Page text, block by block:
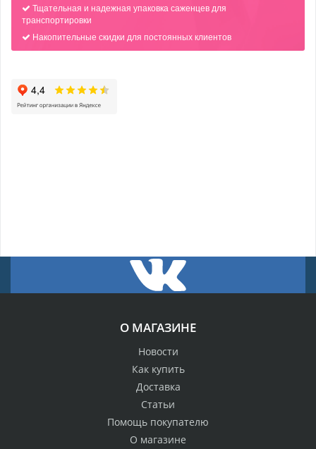
Тщательная и надежная упаковка саженцев для
транспортировки
Накопительные скидки для постоянных клиентов
О МАГАЗИНЕ
Новости
Как купить
Доставка
Статьи
Помощь покупателю
О магазине